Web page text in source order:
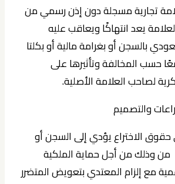
تجارية مسجلة دون إذن رسمي من
يعد انتهاكًا ويعاقب عليه
بالسجن أو بغرامة مالية أو بكلتا
حسب المخالفة وتأثيرها على
لصاحب العلامة الأصلية.
والتصميم
الاختراع يؤدي إلى السجن أو
من وذلك من أجل حماية الملكية
مع إلزام المعتدي بتعويض المتضرر